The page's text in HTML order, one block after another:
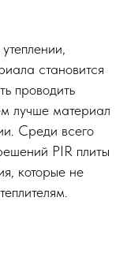
становится
проводить
лучше материал
Среди всего
PIR плиты
которые не